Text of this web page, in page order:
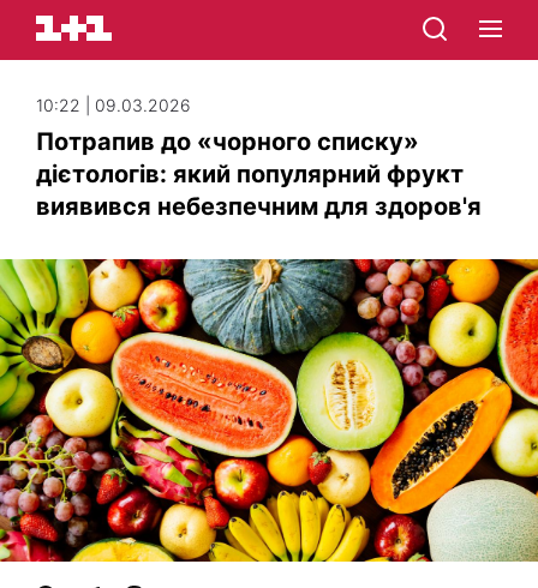
10:22 | 09.03.2026
Потрапив до «чорного списку»
дієтологів: який популярний фрукт
виявився небезпечним для здоров'я